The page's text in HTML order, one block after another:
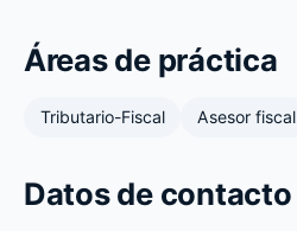
Áreas de práctica
Tributario-Fiscal Asesor fiscal
Datos de contacto